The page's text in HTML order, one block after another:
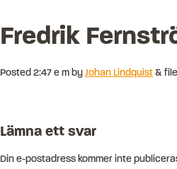
Kontakt
Blogg
Fredrik
Posted 2:47 e m byJohan Lindquist&
Lämna ett svar
Din e-postadress kommer inte